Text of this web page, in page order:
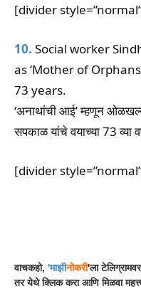
[divider
10. Social worker
as ‘Mother of
73 years.
‘अनाथांची आई’ म्हणून
सपकाळ यांचे वयाच्या 73 व्या
[divider
वाचकहो, 'माझीनोकरी'ला
तर येथे क्लिक करा आणि मिळवा